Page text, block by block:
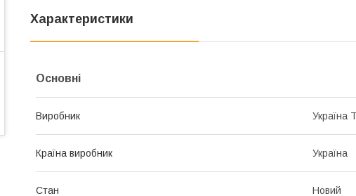
Характеристики
Основні
Виробник Україна
Країна виробник Україна
Стан Новий